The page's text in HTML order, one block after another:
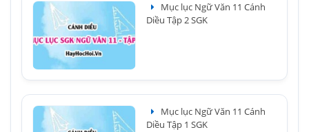
Mục lục Ngữ Văn 11 Cánh
Diều Tập 2 SGK
Mục lục Ngữ Văn 11 Cánh
Diều Tập 1 SGK